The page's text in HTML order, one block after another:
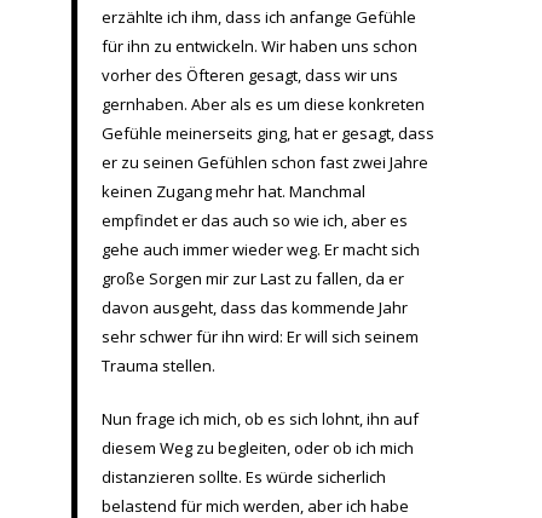
erzählte ich ihm, dass ich anfange Gefühle
für ihn zu entwickeln. Wir haben uns schon
vorher des Öfteren gesagt, dass wir uns
gernhaben. Aber als es um diese konkreten
Gefühle meinerseits ging, hat er gesagt, dass
er zu seinen Gefühlen schon fast zwei Jahre
keinen Zugang mehr hat. Manchmal
empfindet er das auch so wie ich, aber es
gehe auch immer wieder weg. Er macht sich
große Sorgen mir zur Last zu fallen, da er
davon ausgeht, dass das kommende Jahr
sehr schwer für ihn wird: Er will sich seinem
Trauma stellen.
Nun frage ich mich, ob es sich lohnt, ihn auf
diesem Weg zu begleiten, oder ob ich mich
distanzieren sollte. Es würde sicherlich
belastend für mich werden, aber ich habe